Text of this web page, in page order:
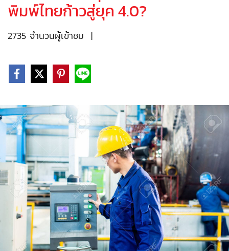
พิมพ์ไทยก้าวสู่ยุค 4.0?
2735 จำนวนผู้เข้าชม |